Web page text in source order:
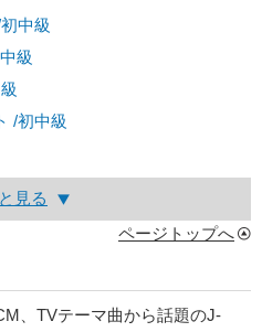
中級
級
/初中級
見る
ページトップへ
、TVテーマ曲から話題のJ-